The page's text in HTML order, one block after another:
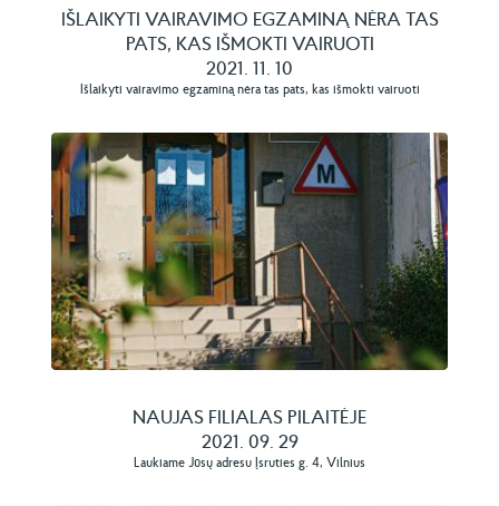
IŠLAIKYTI VAIRAVIMO EGZAMINĄ NĖRA TAS
PATS, KAS IŠMOKTI VAIRUOTI
2021. 11. 10
Išlaikyti vairavimo egzaminą nėra tas pats, kas išmokti vairuoti
NAUJAS FILIALAS PILAITĖJE
2021. 09. 29
Laukiame Jūsų adresu Įsruties g. 4, Vilnius